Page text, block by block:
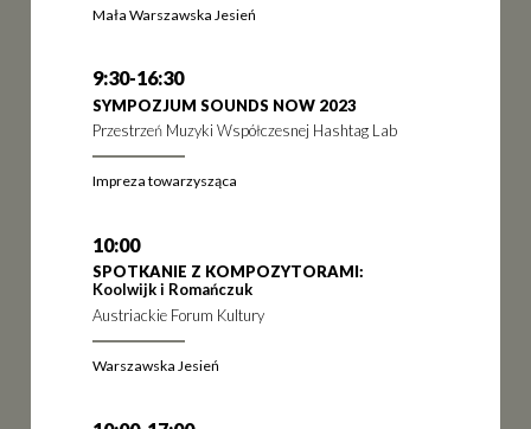
Mała Warszawska Jesień
9:30-16:30
SYMPOZJUM SOUNDS NOW 2023
Przestrzeń Muzyki Współczesnej Hashtag Lab
Impreza towarzysząca
10:00
SPOTKANIE Z KOMPOZYTORAMI:
Koolwijk i Romańczuk
Austriackie Forum Kultury
Warszawska Jesień